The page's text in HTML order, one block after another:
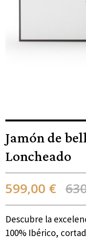
Jamón de
Loncheado
599,00 €
Descubre la
100% Ibérico,